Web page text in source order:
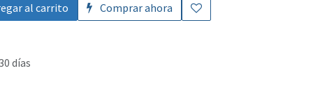
al carrito Comprar ahora
días